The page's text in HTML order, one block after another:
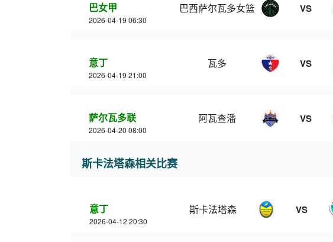
巴女甲
2026-04-19 06:30
巴西萨尔瓦多女篮 VS
意丁
2026-04-19 21:00
瓦多 VS
萨尔瓦多联
2026-04-20 08:00
阿瓦查潘 VS
斯卡法塔森相关比赛
意丁
2026-04-12 20:30
斯卡法塔森 VS